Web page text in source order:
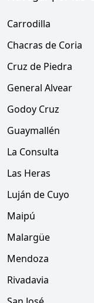
Carrodilla
Chacras de Coria
Cruz de Piedra
General Alvear
Godoy Cruz
Guaymallén
La Consulta
Las Heras
Luján de Cuyo
Maipú
Malargüe
Mendoza
Rivadavia